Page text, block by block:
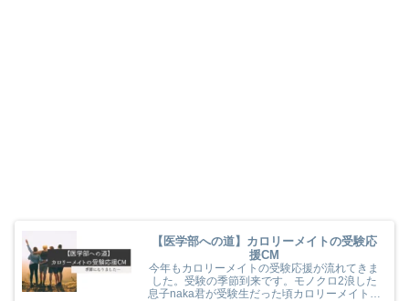
【医学部への道】カロリーメイトの受験応
援CM
今年もカロリーメイトの受験応援が流れてきま
した。受験の季節到来です。モノクロ2浪した
息子naka君が受験生だった頃カロリーメイトの